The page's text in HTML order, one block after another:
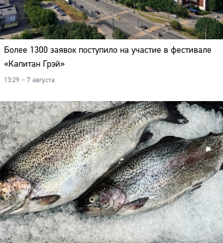
Более 1300 заявок поступило на участие в фестивале
«Капитан Грэй»
13:29 – 7 августа